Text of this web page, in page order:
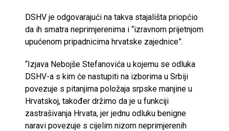
DSHV je odgovarajući na takva stajališta priopćio
da ih smatra neprimjerenima i “izravnom prijetnjom
upućenom pripadnicima hrvatske zajednice”.
“Izjava Nebojše Stefanovića u kojemu se odluka
DSHV-a s kim će nastupiti na izborima u Srbiji
povezuje s pitanjima položaja srpske manjine u
Hrvatskoj, također držimo da je u funkciji
zastrašivanja Hrvata, jer jednu odluku benigne
naravi povezuje s cijelim nizom neprimjerenih